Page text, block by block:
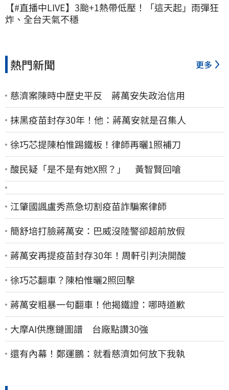
【#直播中LIVE】3颱+1熱帶低壓！「這天起」雨彈狂
炸、全台天氣不穩
熱門新聞 更多
慈濟案陳時中歷史平反 蔣萬安失政治信用
抹黑疫苗封存30年！他：蔣萬安就是召集人
徐巧芯提陳柏惟踢鐵板！律師再曬1照補刀
酸民疑「是不是有她X照？」 黃智賢回嗆
江肇國諷盧秀燕急切割疫苗詐騙案律師
簡舒培打臉蔣萬安：巴威沒陸警卻超前放假
蔣萬安再提疫苗封存30年！周軒引判決開酸
徐巧芯翻車？陳柏惟曬2照回擊
蔣萬安粗暴一句翻車！他揭鐵證：哪時道歉
大摩AI供應鏈圖譜 台廠點讚30強
還有內幕！鄭運鵬：就看慈濟如何放下我執